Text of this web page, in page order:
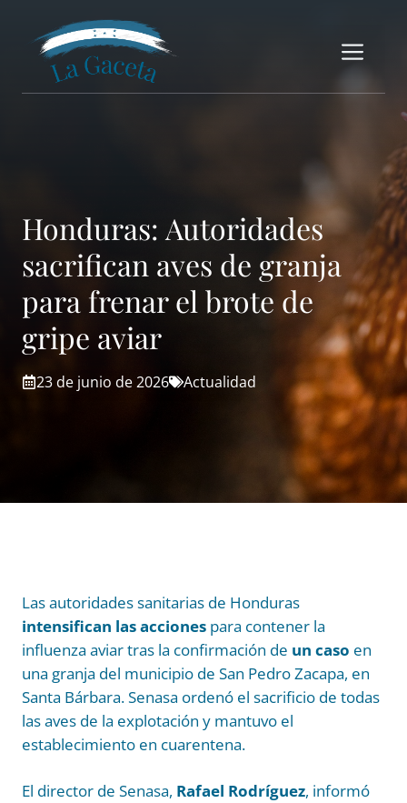
contenido
Honduras: Autoridades
sacrifican aves de granja
para frenar el brote de
gripe aviar
23 de junio de 2026 Actualidad
Las autoridades sanitarias de Honduras
intensifican las acciones para contener la
influenza aviar tras la confirmación de un caso en
una granja del municipio de San Pedro Zacapa, en
Santa Bárbara. Senasa ordenó el sacrificio de todas
las aves de la explotación y mantuvo el
establecimiento en cuarentena.
El director de Senasa, Rafael Rodríguez, informó